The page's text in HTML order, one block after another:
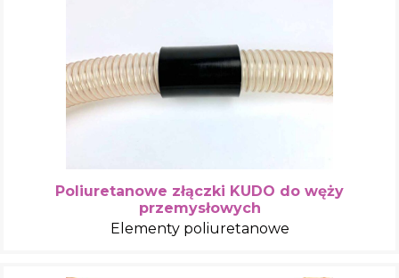
Poliuretanowe złączki KUDO do węży
przemysłowych
Elementy poliuretanowe